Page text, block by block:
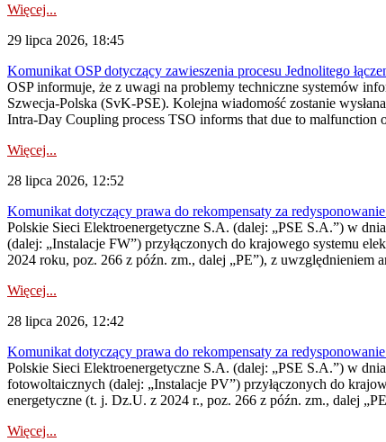
Więcej...
29 lipca 2026, 18:45
Komunikat OSP dotyczący zawieszenia procesu Jednolitego
OSP informuje, że z uwagi na problemy techniczne systemów
Szwecja-Polska (SvK-PSE). Kolejna wiadomość zostanie
Intra-Day Coupling process TSO informs that due to malfunction
Więcej...
28 lipca 2026, 12:52
Komunikat dotyczący prawa do rekompensaty za
Polskie Sieci Elektroenergetyczne S.A. (dalej: „PSE S.A.”) w
(dalej: „Instalacje FW”) przyłączonych do krajowego systemu
2024 roku, poz. 266 z późn. zm., dalej „PE”), z uwzględnieniem
Więcej...
28 lipca 2026, 12:42
Komunikat dotyczący prawa do rekompensaty za
Polskie Sieci Elektroenergetyczne S.A. (dalej: „PSE S.A.”) w
fotowoltaicznych (dalej: „Instalacje PV”) przyłączonych do
energetyczne (t. j. Dz.U. z 2024 r., poz. 266 z późn. zm., dalej
Więcej...